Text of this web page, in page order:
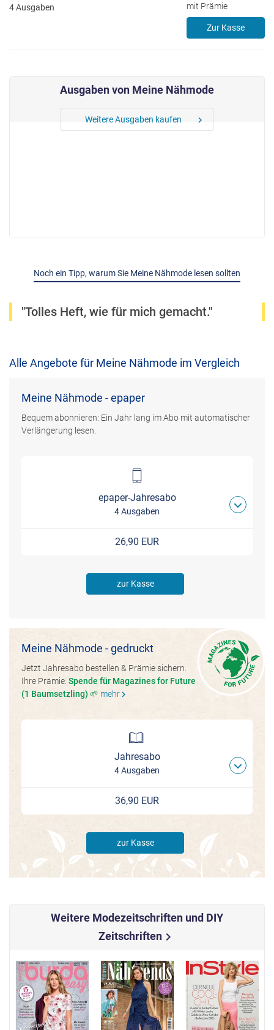
4 Ausgaben mit Prämie
Zur Kasse
Ausgaben von Meine Nähmode
Weitere Ausgaben kaufen chevron_right
Noch ein Tipp, warum Sie Meine Nähmode lesen sollten
"Tolles Heft, wie für mich gemacht."
Alle Angebote für Meine Nähmode im Vergleich
Meine Nähmode - epaper
Bequem abonnieren: Ein Jahr lang im Abo mit automatischer
Verlängerung lesen.
epaper-Jahresabo
4 Ausgaben
26,90 EUR
zur Kasse
Meine Nähmode - gedruckt
Jetzt Jahresabo bestellen & Prämie sichern.
Ihre Prämie: Spende für Magazines for Future
(1 Baumsetzling) 🌱 mehrchevron_right
Jahresabo
4 Ausgaben
36,90 EUR
zur Kasse
Weitere Modezeitschriften und DIY
Zeitschriftenchevron_right